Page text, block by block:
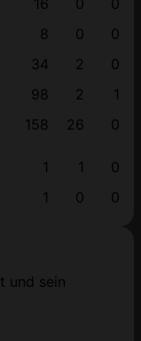
16 0
0
8 0
0
34 2
0
98 2
1
158 26 0
1 1
0
1 0 0
und sein